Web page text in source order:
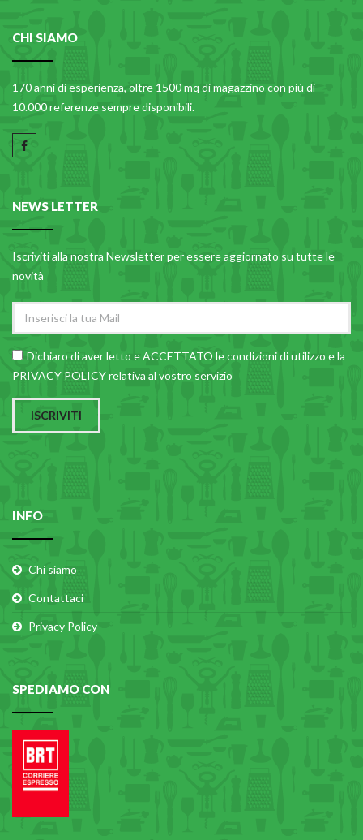
CHI SIAMO
170 anni di esperienza, oltre 1500 mq di magazzino con più di
10.000 referenze sempre disponibili.
NEWS LETTER
Iscriviti alla nostra Newsletter per essere aggiornato su tutte le
novità
Dichiaro di aver letto e ACCETTATO lecondizioni di utilizzo e la
PRIVACY POLICY relativa al vostro servizio
ISCRIVITI
INFO
Chi siamo
Contattaci
Privacy Policy
SPEDIAMO CON